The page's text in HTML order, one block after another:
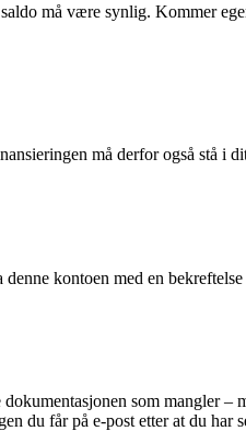
må være synlig. Kommer
må derfor også stå i
kontoen med en
som mangler –
du får på e-post etter at du har